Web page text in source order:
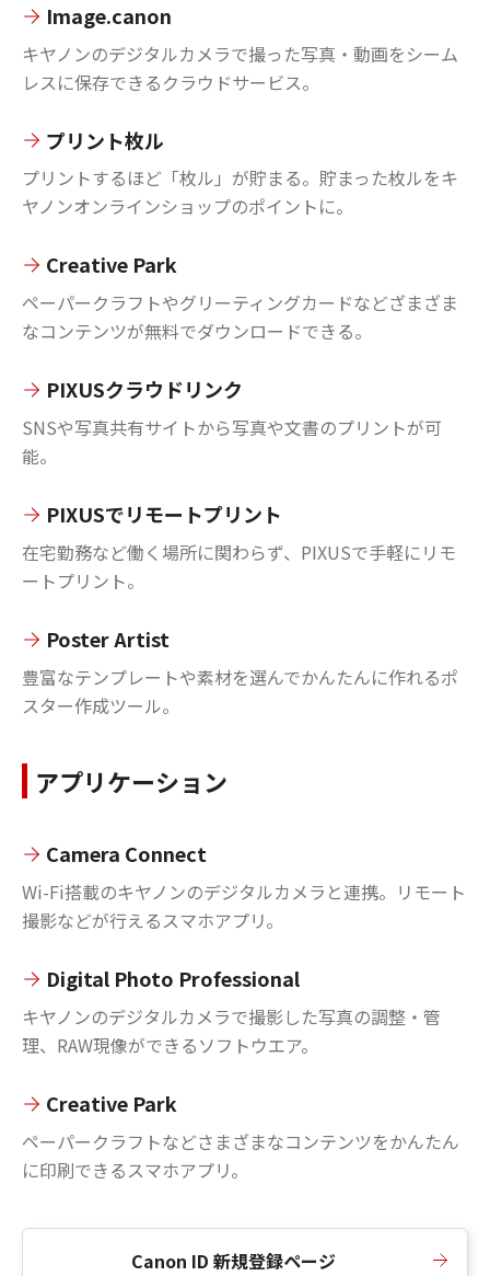
Image.canon
キヤノンのデジタルカメラで撮った写真・動画をシーム
レスに保存できるクラウドサービス。
プリント枚ル
プリントするほど「枚ル」が貯まる。貯まった枚ルをキ
ヤノンオンラインショップのポイントに。
Creative Park
ペーパークラフトやグリーティングカードなどざまざま
なコンテンツが無料でダウンロードできる。
PIXUSクラウドリンク
SNSや写真共有サイトから写真や文書のプリントが可
能。
PIXUSでリモートプリント
在宅勤務など働く場所に関わらず、PIXUSで手軽にリモ
ートプリント。
Poster Artist
豊富なテンプレートや素材を選んでかんたんに作れるポ
スター作成ツール。
アプリケーション
Camera Connect
Wi-Fi搭載のキヤノンのデジタルカメラと連携。リモート
撮影などが行えるスマホアプリ。
Digital Photo Professional
キヤノンのデジタルカメラで撮影した写真の調整・管
理、RAW現像ができるソフトウエア。
Creative Park
ペーパークラフトなどさまざまなコンテンツをかんたん
に印刷できるスマホアプリ。
Canon ID 新規登録ページ